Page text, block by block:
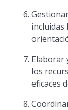
incluidas
Elaborar
los
eficaces